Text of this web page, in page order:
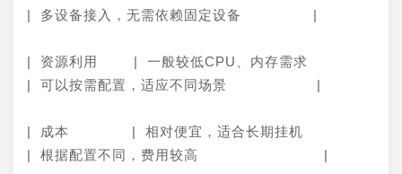
| 多设备接入，无需依赖固定设备        |
| 资源利用    | 一般较低CPU、内存需求
| 可以按需配置，适应不同场景          |
| 成本       | 相对便宜，适合长期挂机
| 根据配置不同，费用较高              |